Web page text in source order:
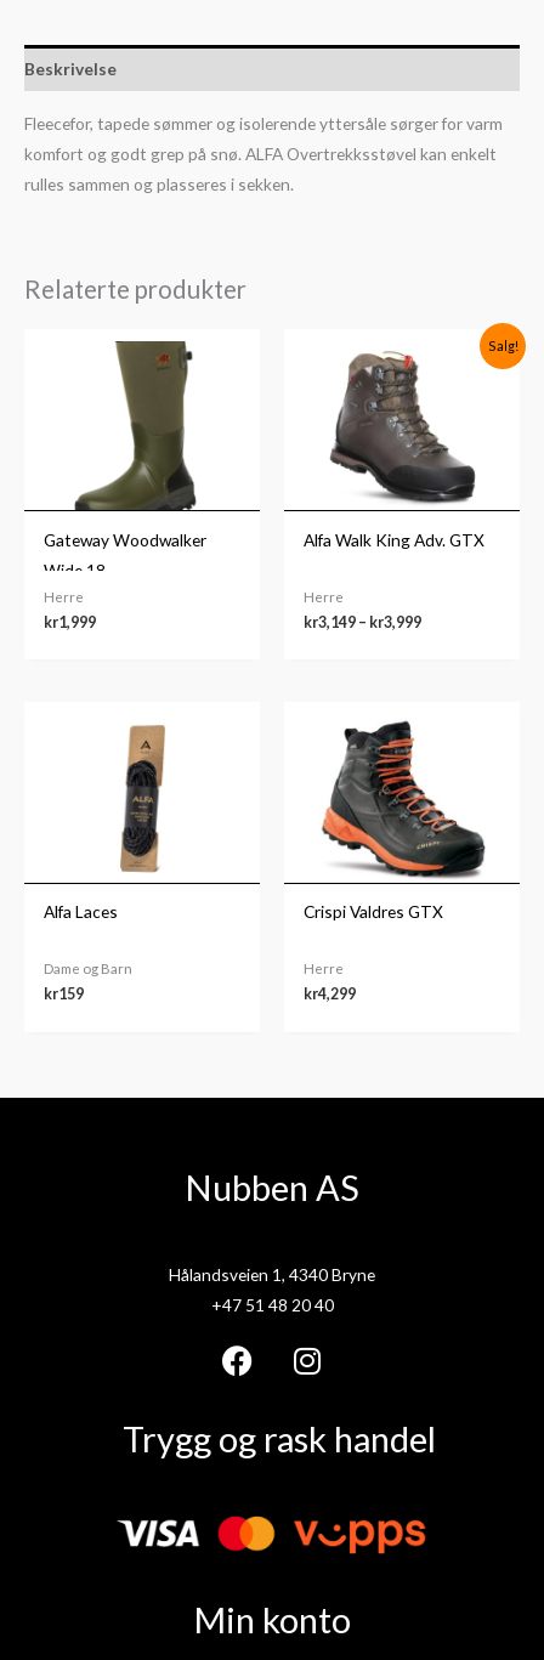
Beskrivelse
Fleecefor, tapede sømmer og isolerende yttersåle sørger for varm
komfort og godt grep på snø. ALFA Overtrekksstøvel kan enkelt
rulles sammen og plasseres i sekken.
Relaterte produkter
Gateway Woodwalker
Wide 18
Herre
kr1,999
Salg!
Alfa Walk King Adv. GTX
Herre
kr3,149 – kr3,999
Prisområde:
Alfa Laces
Dame og Barn
kr159
Crispi Valdres GTX
Herre
kr4,299
Nubben AS
Hålandsveien 1, 4340 Bryne
+47 51 48 20 40
F
c
b
o
I
s
g
m
Trygg og rask handel
Min konto